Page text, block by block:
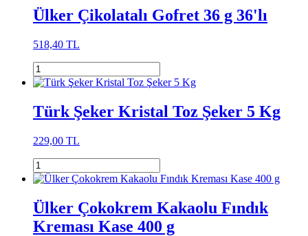
Ülker Çikolatalı Gofret 36 g 36'lı
518,40 TL
Türk Şeker Kristal Toz Şeker 5 Kg
229,00 TL
Ülker Çokokrem Kakaolu Fındık
Kreması Kase 400 g